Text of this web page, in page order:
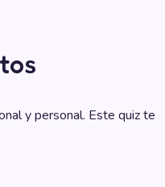
y personal. Este quiz te